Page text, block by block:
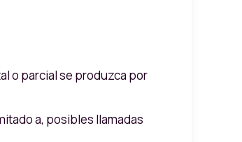
o parcial se produzca por
a, posibles llamadas